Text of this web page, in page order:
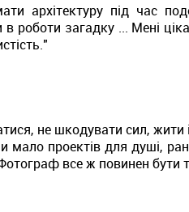
архітектуру під час
в роботи загадку ... Мені
не шкодувати сил, жити
мало проектів для душі,
все ж повинен